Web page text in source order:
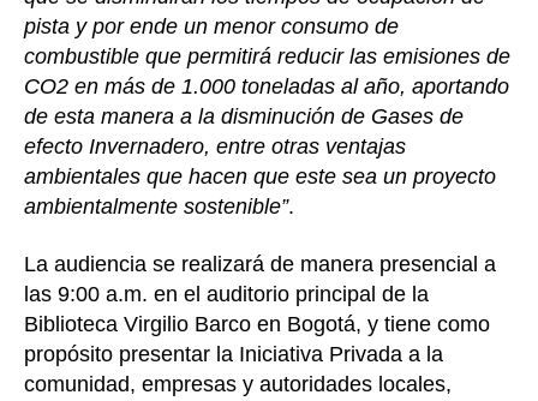
pista y por ende un menor consumo de
combustible que permitirá reducir las emisiones de
CO2 en más de 1.000 toneladas al año, aportando
de esta manera a la disminución de Gases de
efecto Invernadero, entre otras ventajas
ambientales que hacen que este sea un proyecto
ambientalmente sostenible”.
La audiencia se realizará de manera presencial a
las 9:00 a.m. en el auditorio principal de la
Biblioteca Virgilio Barco en Bogotá, y tiene como
propósito presentar la Iniciativa Privada a la
comunidad, empresas y autoridades locales,